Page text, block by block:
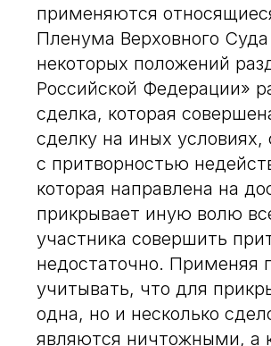
применяются
Пленума Верховного
некоторых положений
Российской Федерации»
сделка, которая
сделку на иных
с притворностью
которая направлена на
прикрывает иную волю
участника совершить
недостаточно. Применяя
учитывать, что для
одна, но и несколько
являются ничтожными, а